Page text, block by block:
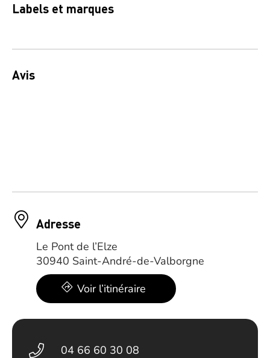
Labels et marques
Avis
Adresse
Le Pont de l’Elze
30940 Saint-André-de-Valborgne
Voir l’itinéraire
04 66 60 30 08